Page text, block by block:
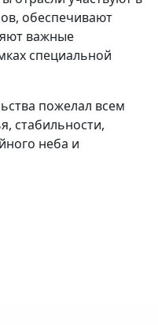
обеспечивают
важные
специальной
пожелал всем
стабильности,
неба и